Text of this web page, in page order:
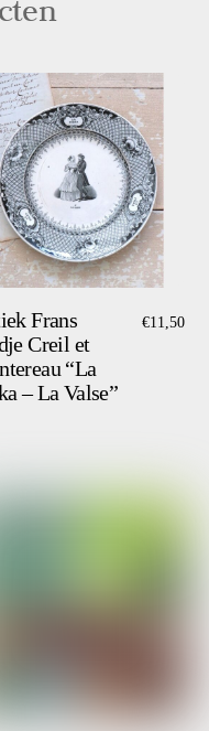
Frans
Creil et
“La
– La Valse”
€11,50